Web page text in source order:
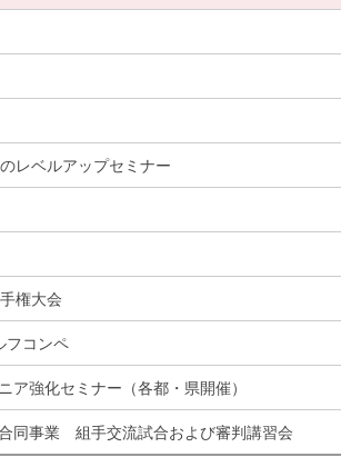
レベルアップセミナー
権大会
フコンペ
ア強化セミナー（各都・県開催）
同事業 組手交流試合および審判講習会